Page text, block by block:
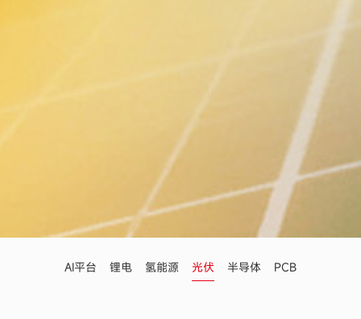
AI平台 锂电 氢能源 光伏 半导体 PCB